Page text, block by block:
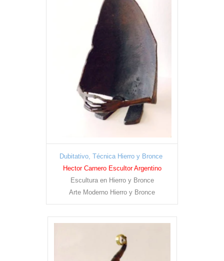
Dubitativo, Técnica Hierro y Bronce
Hector Carnero Escultor Argentino
Escultura en Hierro y Bronce
Arte Moderno Hierro y Bronce